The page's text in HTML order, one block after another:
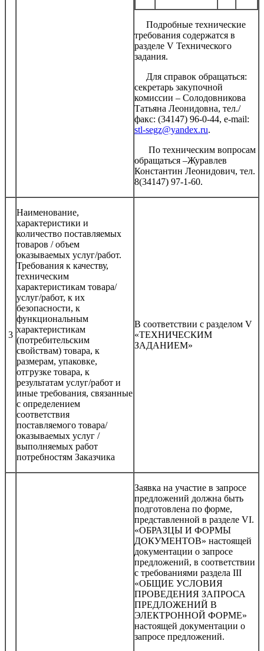
Подробные технические
требования содержатся в
разделе V Технического
задания.
Для справок обращаться:
секретарь закупочной
комиссии – Солодовникова
Татьяна Леонидовна, тел./
факс: (34147) 96-0-44, e-mail:
stl-segz@yandex.ru.
По техническим вопросам
обращаться –Журавлев
Константин Леонидович, тел.
8(34147) 97-1-60.
3
Наименование,
характеристики и
количество поставляемых
товаров / объем
оказываемых услуг/работ.
Требования к качеству,
техническим
характеристикам товара/
услуг/работ, к их
безопасности, к
функциональным
характеристикам
(потребительским
свойствам) товара, к
размерам, упаковке,
отгрузке товара, к
результатам услуг/работ и
иные требования, связанные
с определением
соответствия
поставляемого товара/
оказываемых услуг /
выполняемых работ
потребностям Заказчика
В соответствии с разделом V
«ТЕХНИЧЕСКИМ
ЗАДАНИЕМ»
Заявка на участие в запросе
предложений должна быть
подготовлена по форме,
представленной в разделе VI.
«ОБРАЗЦЫ И ФОРМЫ
ДОКУМЕНТОВ» настоящей
документации о запросе
предложений, в соответствии
с требованиями раздела III
«ОБЩИЕ УСЛОВИЯ
ПРОВЕДЕНИЯ ЗАПРОСА
ПРЕДЛОЖЕНИЙ В
ЭЛЕКТРОННОЙ ФОРМЕ»
настоящей документации о
запросе предложений.